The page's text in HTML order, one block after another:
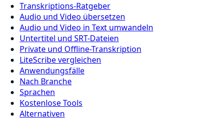
Transkriptions-Ratgeber
Audio und Video übersetzen
Audio und Video in Text umwandeln
Untertitel und SRT-Dateien
Private und Offline-Transkription
LiteScribe vergleichen
Anwendungsfälle
Nach Branche
Sprachen
Kostenlose Tools
Alternativen